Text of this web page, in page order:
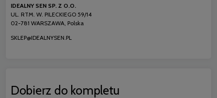
IDEALNY SEN SP. Z O.O.
UL. RTM. W. PILECKIEGO 59/14
02-781 WARSZAWA, Polska
SKLEP@IDEALNYSEN.PL
Dobierz do kompletu